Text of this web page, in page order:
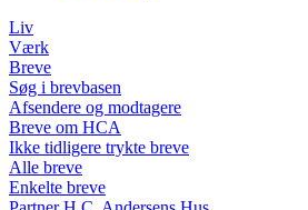
Liv
Værk
Breve
Søg i brevbasen
Afsendere og modtagere
Breve om HCA
Ikke tidligere trykte breve
Alle breve
Enkelte breve